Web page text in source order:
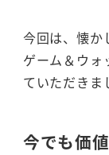
今回は、懐か
ゲーム＆ウォ
ていただきま
今でも価